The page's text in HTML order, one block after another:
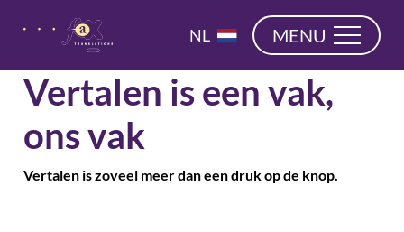
NL
DE
MENU
Vertalen is een vak,
ons vak
Vertalen is zoveel meer dan een druk op de knop.